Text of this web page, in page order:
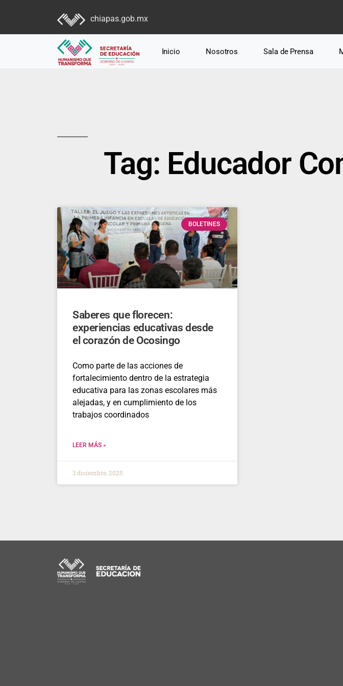
chiapas.gob.mx
Inicio Nosotros Sala de Prensa
Tag: Educador
BOLETINES
Saberes que florecen:
experiencias educativas desde
el corazón de Ocosingo
Como parte de las acciones de
fortalecimiento dentro de la estrategia
educativa para las zonas escolares más
alejadas, y en cumplimiento de los
trabajos coordinados
LEER MÁS »
3 diciembre, 2025